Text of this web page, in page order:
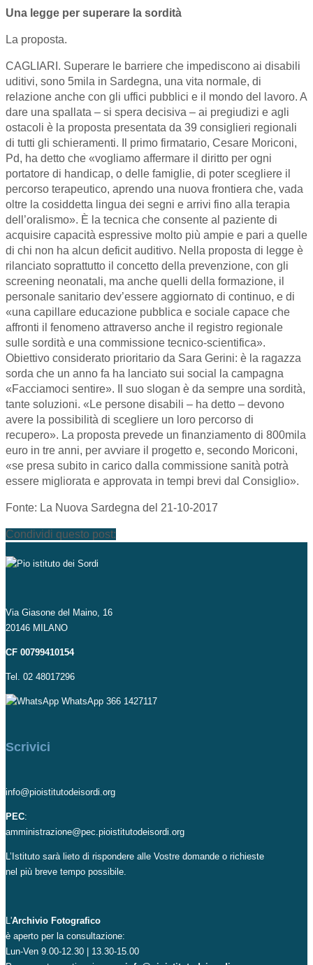
Una legge per superare la sordità
La proposta.
CAGLIARI. Superare le barriere che impediscono ai disabili
uditivi, sono 5mila in Sardegna, una vita normale, di
relazione anche con gli uffici pubblici e il mondo del lavoro. A
dare una spallata – si spera decisiva – ai pregiudizi e agli
ostacoli è la proposta presentata da 39 consiglieri regionali
di tutti gli schieramenti. Il primo firmatario, Cesare Moriconi,
Pd, ha detto che «vogliamo affermare il diritto per ogni
portatore di handicap, o delle famiglie, di poter scegliere il
percorso terapeutico, aprendo una nuova frontiera che, vada
oltre la cosiddetta lingua dei segni e arrivi fino alla terapia
dell’oralismo». È la tecnica che consente al paziente di
acquisire capacità espressive molto più ampie e pari a quelle
di chi non ha alcun deficit auditivo. Nella proposta di legge è
rilanciato soprattutto il concetto della prevenzione, con gli
screening neonatali, ma anche quelli della formazione, il
personale sanitario dev’essere aggiornato di continuo, e di
«una capillare educazione pubblica e sociale capace che
affronti il fenomeno attraverso anche il registro regionale
sulle sordità e una commissione tecnico-scientifica».
Obiettivo considerato prioritario da Sara Gerini: è la ragazza
sorda che un anno fa ha lanciato sui social la campagna
«Facciamoci sentire». Il suo slogan è da sempre una sordità,
tante soluzioni. «Le persone disabili – ha detto – devono
avere la possibilità di scegliere un loro percorso di
recupero». La proposta prevede un finanziamento di 800mila
euro in tre anni, per avviare il progetto e, secondo Moriconi,
«se presa subito in carico dalla commissione sanità potrà
essere migliorata e approvata in tempi brevi dal Consiglio».
Fonte: La Nuova Sardegna del 21-10-2017
Condividi questo post:
Via Giasone del Maino, 16
20146 MILANO
CF 00799410154
Tel. 02 48017296
WhatsApp 366 1427117
Scrivici
info@pioistitutodeisordi.org
PEC:
amministrazione@pec.pioistitutodeisordi.org
L’Istituto sarà lieto di rispondere alle Vostre domande o richieste
nel più breve tempo possibile.
L'Archivio Fotografico
è aperto per la consultazione:
Lun-Ven 9.00-12.30 | 13.30-15.00